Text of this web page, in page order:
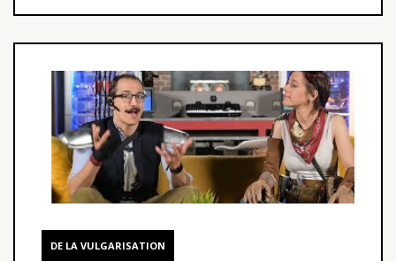
DE LA VULGARISATION